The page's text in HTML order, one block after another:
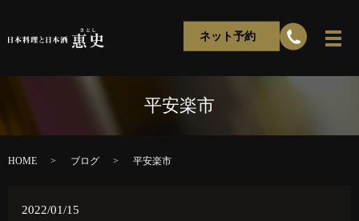
ネット予約
平安楽市
HOME ブログ 平安楽市
2022/01/15